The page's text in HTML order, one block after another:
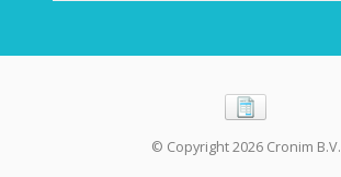
© Copyright 2026 Cronim B.V.